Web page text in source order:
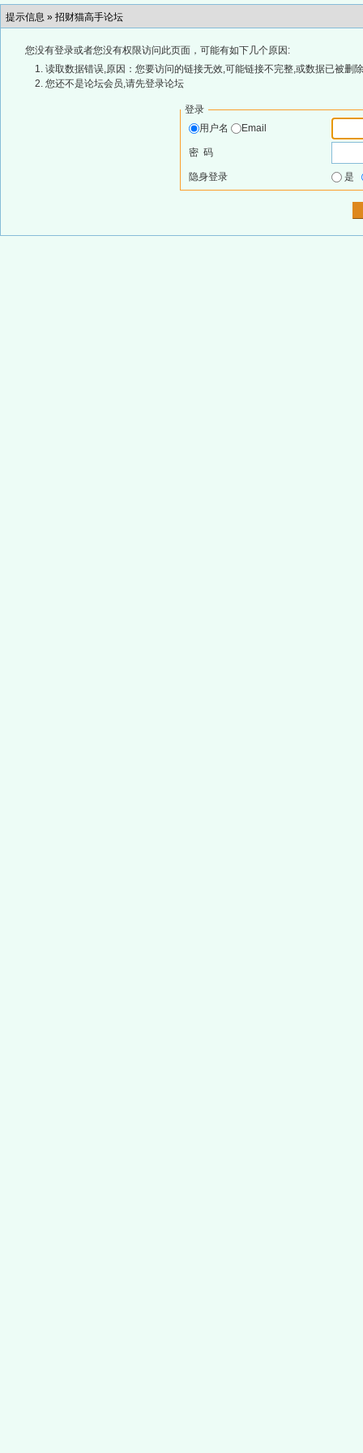
提示信息 » 招财猫高手论坛
您没有登录或者您没有权限访问此页面，可能有如下几个原因:
读取数据错误,原因：您要访问的链接无效,可能链接不完整,或数据已被删
您还不是论坛会员,请先登录论坛
登录
用户名
Email
密 码
隐身登录 是